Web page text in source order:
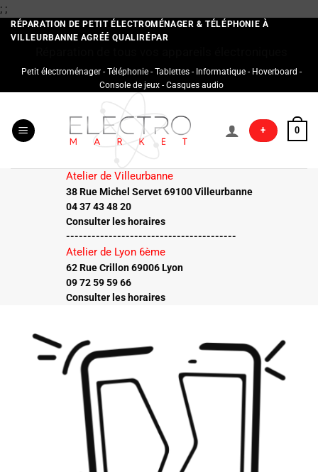
; ;Passer
au
contenu
RÉPARATION DE PETIT ÉLECTROMÉNAGER & TÉLÉPHONIE À
VILLEURBANNE AGRÉÉ QUALIRÉPAR
Petit électroménager - Téléphonie - Tablettes - Informatique - Hoverboard -
Console de jeux - Casques audio
+ 0
Atelier de Villeurbanne
38 Rue Michel Servet 69100 Villeurbanne
04 37 43 48 20
Consulter les horaires
----------------------------------------
Atelier de Lyon 6ème
62 Rue Crillon 69006 Lyon
09 72 59 59 66
Consulter les horaires